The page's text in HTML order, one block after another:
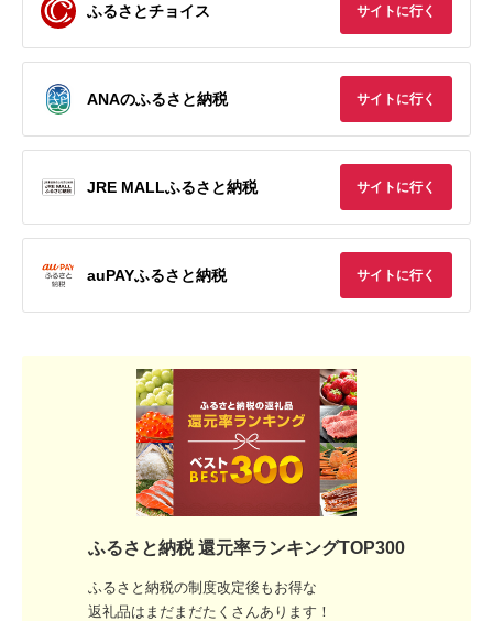
ふるさとチョイス サイトに行く
ANAのふるさと納税 サイトに行く
JRE MALLふるさと納税 サイトに行く
auPAYふるさと納税 サイトに行く
ふるさと納税 還元率ランキングTOP300
ふるさと納税の制度改定後もお得な
返礼品はまだまだたくさんあります！